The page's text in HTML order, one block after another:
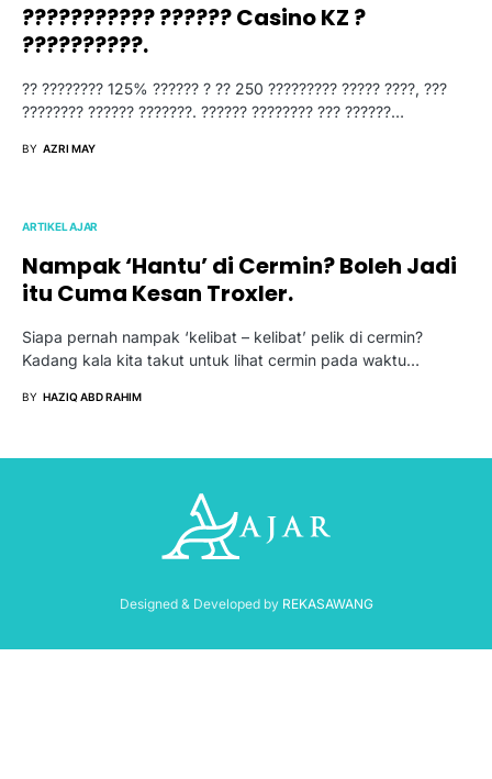
??????????? ?????? Casino KZ ?
??????????.
?? ???????? 125% ?????? ? ?? 250 ????????? ????? ????, ???
???????? ?????? ???????. ?????? ???????? ??? ??????…
BY AZRI MAY
ARTIKEL AJAR
Nampak ‘Hantu’ di Cermin? Boleh Jadi
itu Cuma Kesan Troxler.
Siapa pernah nampak ‘kelibat – kelibat’ pelik di cermin?
Kadang kala kita takut untuk lihat cermin pada waktu…
BY HAZIQ ABD RAHIM
Designed & Developed by REKASAWANG